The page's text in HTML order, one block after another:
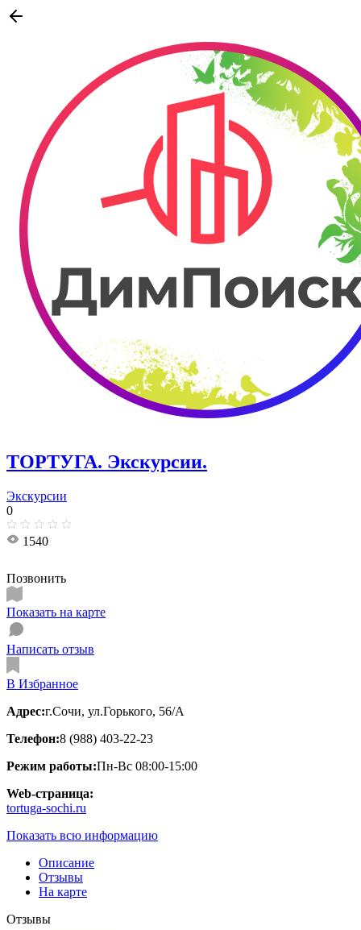
ТОРТУГА. Экскурсии.
Экскурсии
0
1540
Позвонить
Показать на карте
Написать отзыв
В Избранное
Адрес:г.Сочи, ул.​​​Горького, 56/А
Телефон:8 (988) 403-22-23
Режим работы:Пн-Вс 08:00-15:00
Web-страница:
tortuga-sochi.ru
Показать всю информацию
Описание
Отзывы
На карте
Отзывы